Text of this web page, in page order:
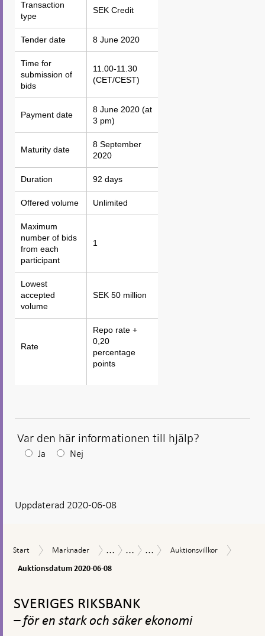
Transaction
type
Tender date
Time for
submission of
bids
Payment date
Maturity date
Duration
Offered volume
Maximum
number of bids
from each
participant
Lowest
accepted
volume
Rate
Transaction
type
SEK Credit
Tender date 8 June 2020
Time for
submission of
bids
11.00-11.30
(CET/CEST)
Payment date
8 June 2020 (at
3 pm)
Maturity date
8 September
2020
Duration 92 days
Offered volume Unlimited
Maximum
number of bids
from each
participant
1
Lowest
accepted
volume
SEK 50 million
Rate
Repo rate +
0,20
percentage
points
Var den här informationen till hjälp?
Efter
visas
Ja Nej
Uppdaterad 2020-06-08
Start
Start Marknader
Marknader
Åtgärder
finansiell
...
Åtgärder
...
Månadsvisa
kronor
... Auktionsvillkor
Auktionsvillkor
Auktionsdatum 2020-06-08
toppnavigation
SVERIGES RIKSBANK
– för en stark och säker ekonomi